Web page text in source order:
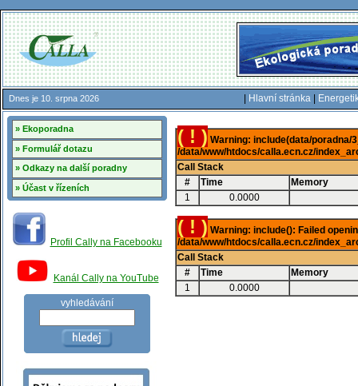
Dnes je 10. srpna 2026 Hlavní stránka|
» Ekoporadna
» Formulář dotazu
» Odkazy na další poradny
» Účast v řízeních
Profil Cally na Facebooku
Kanál Cally na YouTube
vyhledávání
( ! ) Warning: include(data/poradna/
/data/www/htdocs/calla.ecn.cz/
Call Stack
#
Time
Memory
1
0.0000
( ! ) Warning: include(): Failed
/data/www/htdocs/calla.ecn.cz/
Call Stack
#
Time
Memory
1
0.0000